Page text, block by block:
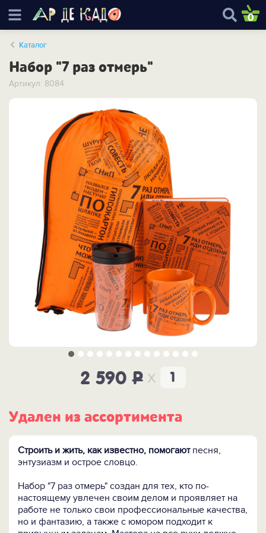
0
Каталог
Набор "7 раз отмерь"
Артикул: 8084
2 590P x
Удален из ассортимента
Строить и жить, как известно, помогаютпесня,
энтузиазм и острое словцо.
Набор "7 раз отмерь" создан для тех, кто по-
настоящему увлечен своим делом и проявляет на
работе не только свои профессиональные качества,
но и фантазию, а также с юмором подходит к